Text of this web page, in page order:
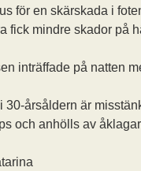
för en skärskada i
fick mindre skador på
inträffade på natten
30-årsåldern är
och anhölls av